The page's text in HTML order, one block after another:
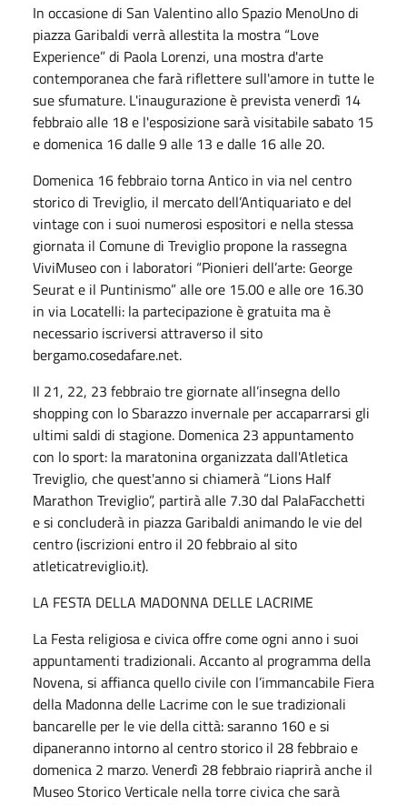
In occasione di San Valentino allo Spazio MenoUno di
piazza Garibaldi verrà allestita la mostra “Love
Experience” di Paola Lorenzi, una mostra d'arte
contemporanea che farà riflettere sull'amore in tutte le
sue sfumature. L'inaugurazione è prevista venerdì 14
febbraio alle 18 e l'esposizione sarà visitabile sabato 15
e domenica 16 dalle 9 alle 13 e dalle 16 alle 20.
Domenica 16 febbraio torna Antico in via nel centro
storico di Treviglio, il mercato dell’Antiquariato e del
vintage con i suoi numerosi espositori e nella stessa
giornata il Comune di Treviglio propone la rassegna
ViviMuseo con i laboratori “Pionieri dell’arte: George
Seurat e il Puntinismo” alle ore 15.00 e alle ore 16.30
in via Locatelli: la partecipazione è gratuita ma è
necessario iscriversi attraverso il sito
bergamo.cosedafare.net.
Il 21, 22, 23 febbraio tre giornate all’insegna dello
shopping con lo Sbarazzo invernale per accaparrarsi gli
ultimi saldi di stagione. Domenica 23 appuntamento
con lo sport: la maratonina organizzata dall'Atletica
Treviglio, che quest'anno si chiamerà “Lions Half
Marathon Treviglio”, partirà alle 7.30 dal PalaFacchetti
e si concluderà in piazza Garibaldi animando le vie del
centro (iscrizioni entro il 20 febbraio al sito
atleticatreviglio.it).
LA FESTA DELLA MADONNA DELLE LACRIME
La Festa religiosa e civica offre come ogni anno i suoi
appuntamenti tradizionali. Accanto al programma della
Novena, si affianca quello civile con l’immancabile Fiera
della Madonna delle Lacrime con le sue tradizionali
bancarelle per le vie della città: saranno 160 e si
dipaneranno intorno al centro storico il 28 febbraio e
domenica 2 marzo. Venerdì 28 febbraio riaprirà anche il
Museo Storico Verticale nella torre civica che sarà